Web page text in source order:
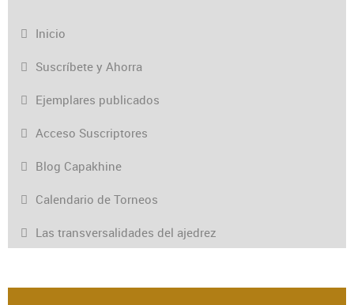
Inicio
Suscríbete y Ahorra
Ejemplares publicados
Acceso Suscriptores
Blog Capakhine
Calendario de Torneos
Las transversalidades del ajedrez